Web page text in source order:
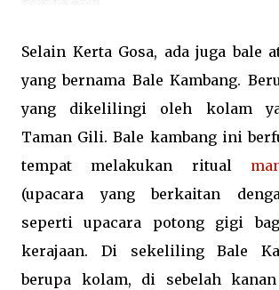
Selain Kerta Gosa, ada juga bale
yang bernama Bale Kambang.
yang dikelilingi oleh kolam
Taman Gili. Bale kambang ini
tempat melakukan ritual
(upacara yang berkaitan
seperti upacara potong gigi
kerajaan. Di sekeliling Bale
berupa kolam, di sebelah